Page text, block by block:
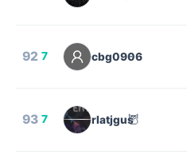
92 7 cbg0906
-
93 7 rlatjgus🦉